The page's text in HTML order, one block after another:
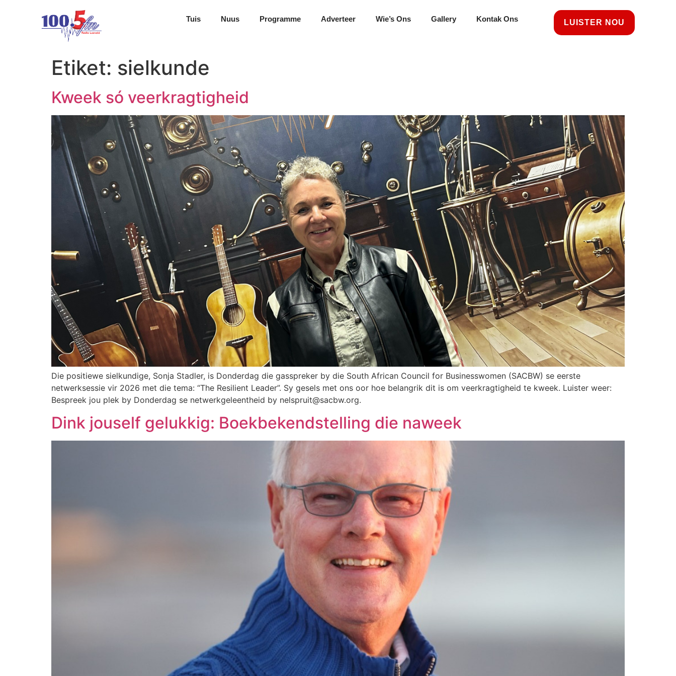
Tuis Nuus Programme Adverteer Wie’s Ons Gallery Kontak Ons LUISTER NOU
Etiket: sielkunde
Kweek só veerkragtigheid
Die positiewe sielkundige, Sonja Stadler, is Donderdag die gasspreker by die South African Council for Businesswomen (SACBW) se eerste
netwerksessie vir 2026 met die tema: “The Resilient Leader”. Sy gesels met ons oor hoe belangrik dit is om veerkragtigheid te kweek. Luister weer:
Bespreek jou plek by Donderdag se netwerkgeleentheid by nelspruit@sacbw.org.
Dink jouself gelukkig: Boekbekendstelling die naweek